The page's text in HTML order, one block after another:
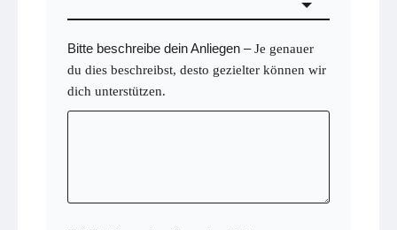
Bitte beschreibe dein Anliegen – Je genauer
du dies beschreibst, desto gezielter können wir
dich unterstützen.